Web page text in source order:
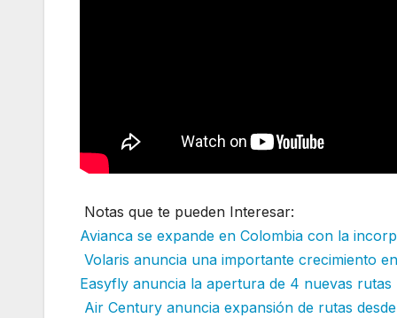
Notas que te pueden Interesar:
Avianca se expande en Colombia con la
Volaris anuncia una importante crecimiento
Easyfly anuncia la apertura de 4 nuevas rutas
Air Century anuncia expansión de rutas